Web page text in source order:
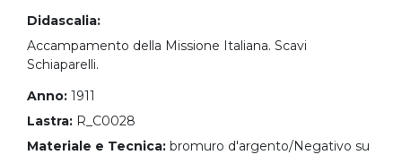
Didascalia:
Accampamento della Missione Italiana. Scavi
Schiaparelli.
Anno: 1911
Lastra: R_C0028
Materiale e Tecnica: bromuro d'argento/Negativo su